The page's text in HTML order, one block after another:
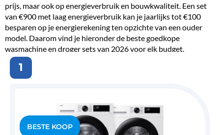
prijs, maar ook openergieverbruiken bouwkwaliteit. Een set
van €900 met laag energieverbruik kan je jaarlijks tot €100
besparen op je energierekening ten opzichte van een ouder
model. Daarom vind je hieronder de beste goedkope
wasmachine en droger sets van 2026 voor elk budget.
1